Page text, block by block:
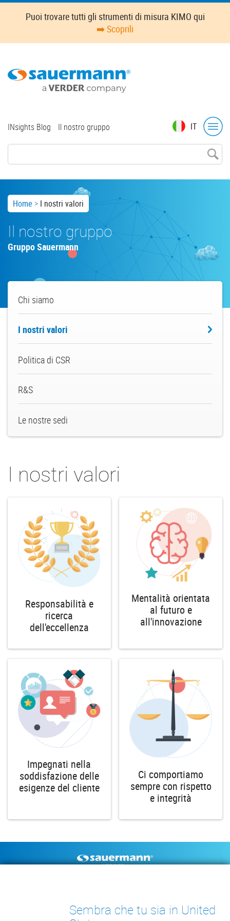
Skip
content
Puoi trovare tutti gli strumenti di misura KIMO qui
➡️ Scoprili
IT
Top
INsights Blog Il nostro gruppo
Breadcrumb
Home I nostri valori
Il nostro gruppo
Gruppo Sauermann
About
usChi siamo
I nostri valori
Politica di CSR
R&S
Le nostre sedi
I nostri valori
Responsabilità e
ricerca
dell'eccellenza
Mentalità orientata
al futuro e
all'innovazione
Impegnati nella
soddisfazione delle
esigenze del cliente
Ci comportiamo
sempre con rispetto
e integrità
DOCUMENTAZIONE TECNICA
Sembra che tu sia in United